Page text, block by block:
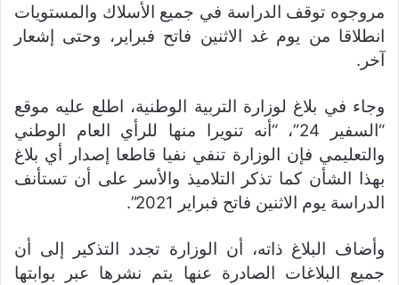
مروجوه توقف الدراسة في جميع الأسلاك والمستويات
انطلاقا من يوم غد الاثنين فاتح فبراير، وحتى إشعار
آخر.
وجاء في بلاغ لوزارة التربية الوطنية، اطلع عليه موقع
“السفير 24”، “أنه تنويرا منها للرأي العام الوطني
والتعليمي فإن الوزارة تنفي نفيا قاطعا إصدار أي بلاغ
بهذا الشأن كما تذكر التلاميذ والأسر على أن تستأنف
الدراسة يوم الاثنين فاتح فبراير 2021”.
وأضاف البلاغ ذاته، أن الوزارة تجدد التذكير إلى أن
جميع البلاغات الصادرة عنها يتم نشرها عبر بوابتها